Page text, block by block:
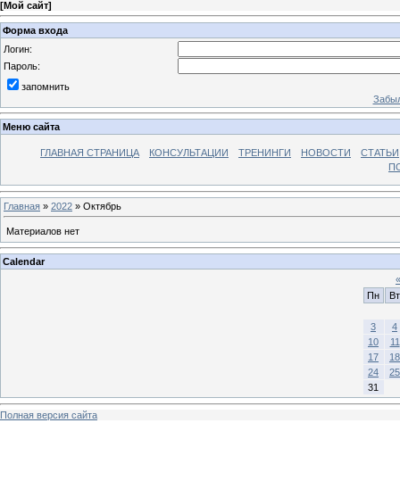
[Мой сайт]
Форма входа
Логин:
Пароль:
запомнить
Меню сайта
ГЛАВНАЯ СТРАНИЦА КОНСУЛЬТАЦИИ ТРЕНИНГИ НОВОСТИ
СТАТЬИ
Главная » 2022 » Октябрь
Материалов нет
Calendar
«
Пн
Вт
3
4
10
11
17
18
24
25
31
Полная версия сайта